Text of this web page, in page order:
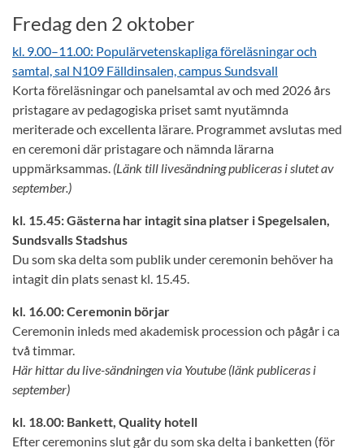
Fredag den 2 oktober
kl. 9.00–11.00: Populärvetenskapliga föreläsningar och
samtal, sal N109 Fälldinsalen, campus Sundsvall
Korta föreläsningar och panelsamtal av och med 2026 års
pristagare av pedagogiska priset samt nyutämnda
meriterade och excellenta lärare. Programmet avslutas med
en ceremoni där pristagare och nämnda lärarna
uppmärksammas. (Länk till livesändning publiceras i slutet av
september.)
kl. 15.45: Gästerna har intagit sina platser i Spegelsalen,
Sundsvalls Stadshus
Du som ska delta som publik under ceremonin behöver ha
intagit din plats senast kl. 15.45.
kl. 16.00: Ceremonin börjar
Ceremonin inleds med akademisk procession och pågår i ca
två timmar.
Här hittar du live-sändningen via Youtube (länk publiceras i
september)
kl. 18.00: Bankett, Quality hotell
Efter ceremonins slut går du som ska delta i banketten (för